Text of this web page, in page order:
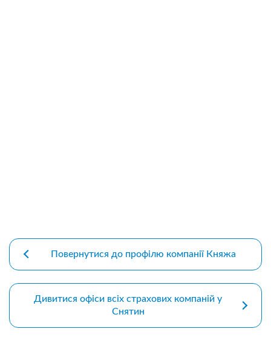
Повернутися до профілю компанії Княжа
Дивитися офіси всіх страхових компаній у
Снятин